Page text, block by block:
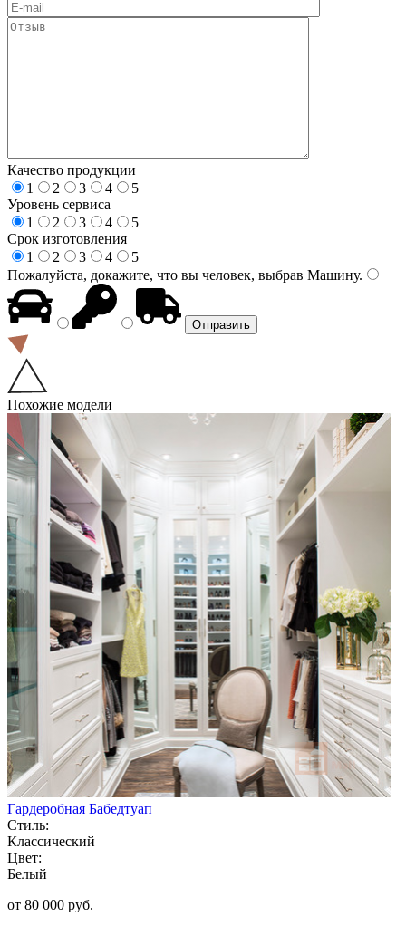
Качество продукции
1
2 3 4
5
Уровень сервиса
1
2 3 4
5
Срок изготовления
1
2 3 4
5
Пожалуйста, докажите, что вы человек, выбрав Машину.
Похожие модели
Гардеробная Бабедтуап
Стиль:
Классический
Цвет:
Белый
от 80 000 руб.